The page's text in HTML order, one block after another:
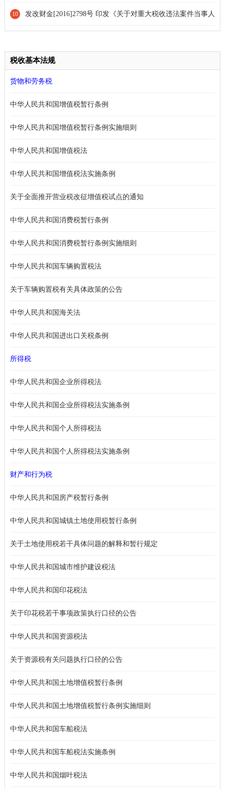
工商总局关于印发《民办学校分类登记实施细则》的通知
10 发改财金[2016]2798号 印发《关于对重大税收违法案件当事人
税收基本法规
货物和劳务税
中华人民共和国增值税暂行条例
中华人民共和国增值税暂行条例实施细则
中华人民共和国增值税法
中华人民共和国增值税法实施条例
关于全面推开营业税改征增值税试点的通知
中华人民共和国消费税暂行条例
中华人民共和国消费税暂行条例实施细则
中华人民共和国车辆购置税法
关于车辆购置税有关具体政策的公告
中华人民共和国海关法
中华人民共和国进出口关税条例
所得税
中华人民共和国企业所得税法
中华人民共和国企业所得税法实施条例
中华人民共和国个人所得税法
中华人民共和国个人所得税法实施条例
财产和行为税
中华人民共和国房产税暂行条例
中华人民共和国城镇土地使用税暂行条例
关于土地使用税若干具体问题的解释和暂行规定
中华人民共和国城市维护建设税法
中华人民共和国印花税法
关于印花税若干事项政策执行口径的公告
中华人民共和国资源税法
关于资源税有关问题执行口径的公告
中华人民共和国土地增值税暂行条例
中华人民共和国土地增值税暂行条例实施细则
中华人民共和国车船税法
中华人民共和国车船税法实施条例
中华人民共和国烟叶税法